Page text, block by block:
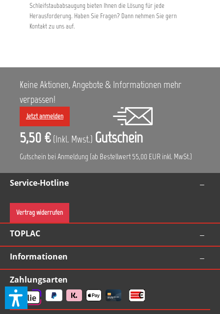
Schleifstaubabsaugung bieten Ihnen die Lösung für jede
Herausforderung. Haben Sie Fragen? Dann nehmen Sie gern
Kontakt zu uns auf.
Keine Aktionen, Angebote & Informationen mehr
verpassen!
Jetzt anmelden
5,50 € (Inkl. Mwst.) Gutschein
Gutschein bei Anmeldung (ab Bestellwert 55,00 EUR inkl. MwSt.)
Service-Hotline
Vertrag widerrufen
TOPLAC
Informationen
Zahlungsarten